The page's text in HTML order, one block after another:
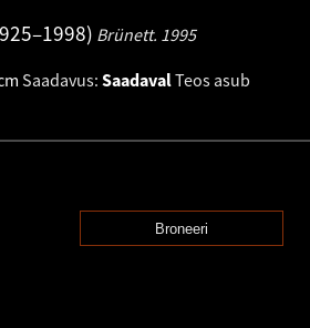
Brünett. 1995
Saadavus: SaadavalTeos asub
Broneeri